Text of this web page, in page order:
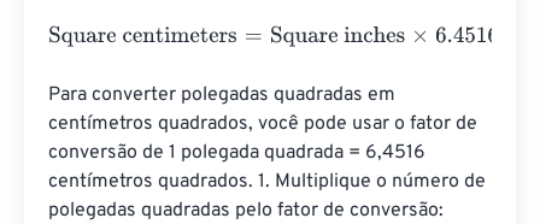
Square centimeters=Square inches×6.4516
Para converter polegadas quadradas em
centímetros quadrados, você pode usar o fator de
conversão de 1 polegada quadrada = 6,4516
centímetros quadrados. 1. Multiplique o número de
polegadas quadradas pelo fator de conversão: